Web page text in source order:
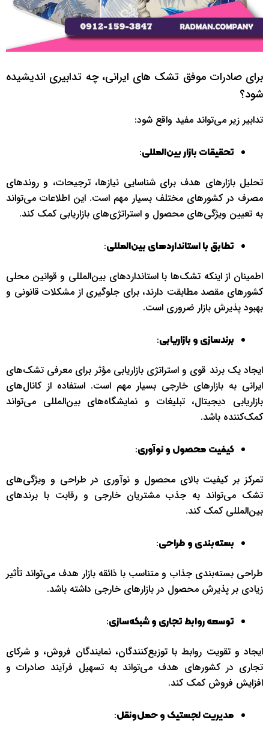
برای صادرات موفق تشک های ایرانی، چه تدابیری اندیشیده
شود؟
تدابیر زیر می‌تواند مفید واقع شود:
تحقیقات بازار بین‌المللی:
تحلیل بازارهای هدف برای شناسایی نیازها، ترجیحات، و روندهای
مصرف در کشورهای مختلف بسیار مهم است. این اطلاعات می‌تواند
به تعیین ویژگی‌های محصول و استراتژی‌های بازاریابی کمک کند.
تطابق با استانداردهای بین‌المللی:
اطمینان از اینکه تشک‌ها با استانداردهای بین‌المللی و قوانین محلی
کشورهای مقصد مطابقت دارند، برای جلوگیری از مشکلات قانونی و
بهبود پذیرش بازار ضروری است.
برندسازی و بازاریابی:
ایجاد یک برند قوی و استراتژی بازاریابی مؤثر برای معرفی تشک‌های
ایرانی به بازارهای خارجی بسیار مهم است. استفاده از کانال‌های
بازاریابی دیجیتال، تبلیغات و نمایشگاه‌های بین‌المللی می‌تواند
کمک‌کننده باشد.
کیفیت محصول و نوآوری:
تمرکز بر کیفیت بالای محصول و نوآوری در طراحی و ویژگی‌های
تشک می‌تواند به جذب مشتریان خارجی و رقابت با برندهای
بین‌المللی کمک کند.
بسته‌بندی و طراحی:
طراحی بسته‌بندی جذاب و متناسب با ذائقه بازار هدف می‌تواند تأثیر
زیادی بر پذیرش محصول در بازارهای خارجی داشته باشد.
توسعه روابط تجاری و شبکه‌سازی:
ایجاد و تقویت روابط با توزیع‌کنندگان، نمایندگان فروش، و شرکای
تجاری در کشورهای هدف می‌تواند به تسهیل فرآیند صادرات و
افزایش فروش کمک کند.
مدیریت لجستیک و حمل‌ونقل: